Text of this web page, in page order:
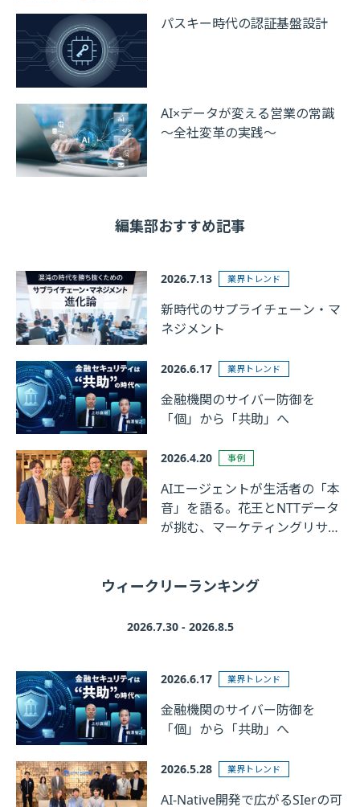
パスキー時代の認証基盤設計
AI×データが変える営業の常識
～全社変革の実践～
編集部おすすめ記事
2026.7.13 業界トレンド
新時代のサプライチェーン・マ
ネジメント
2026.6.17 業界トレンド
金融機関のサイバー防御を
「個」から「共助」へ
2026.4.20 事例
AIエージェントが生活者の「本
音」を語る。花王とNTTデータ
が挑む、マーケティングリサー
ウィークリーランキング
2026.7.30 - 2026.8.5
2026.6.17 業界トレンド
金融機関のサイバー防御を
「個」から「共助」へ
2026.5.28 業界トレンド
AI-Native開発で広がるSIerの可